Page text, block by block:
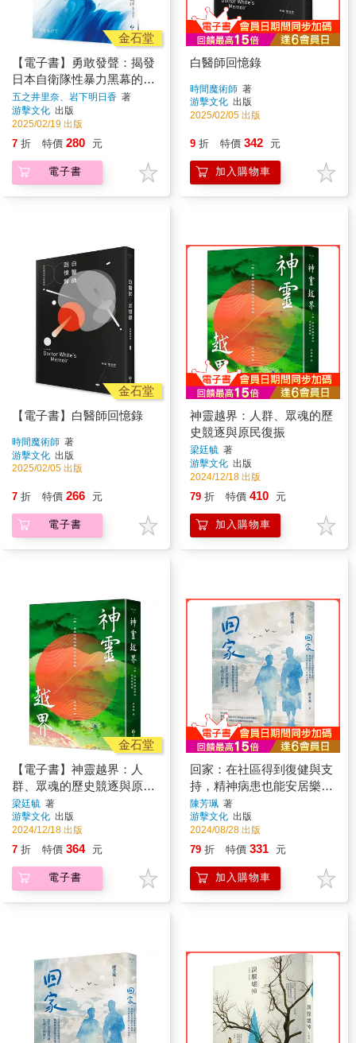
金石堂
【電子書】勇敢發聲：揭發
日本自衛隊性暴力黑幕的戰
鬥紀實
五之井里奈、岩下明日香 著
游擊文化 出版
2025/02/19 出版
7 折 特價 280 元
電子書
白醫師回憶錄
時間魔術師 著
游擊文化 出版
2025/02/05 出版
9 折 特價 342 元
加入購物車
金石堂
【電子書】白醫師回憶錄
時間魔術師 著
游擊文化 出版
2025/02/05 出版
7 折 特價 266 元
電子書
神靈越界：人群、眾魂的歷
史競逐與原民復振
梁廷毓 著
游擊文化 出版
2024/12/18 出版
79 折 特價 410 元
加入購物車
金石堂
【電子書】神靈越界：人
群、眾魂的歷史競逐與原民
復振
梁廷毓 著
游擊文化 出版
2024/12/18 出版
7 折 特價 364 元
電子書
回家：在社區得到復健與支
持，精神病患也能安居樂
業。當生活過得好，生病又
如何？
陳芳珮 著
游擊文化 出版
2024/08/28 出版
79 折 特價 331 元
加入購物車